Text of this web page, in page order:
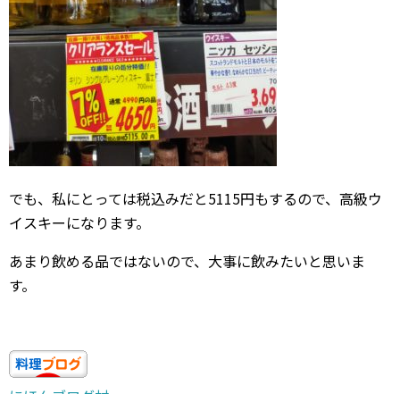
でも、私にとっては税込みだと5115円もするので、高級ウ
イスキーになります。
あまり飲める品ではないので、大事に飲みたいと思いま
す。